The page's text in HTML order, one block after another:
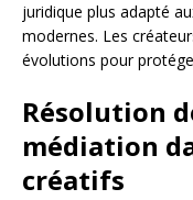
juridique plus adapté
modernes. Les
évolutions pour
Résolution
médiation
créatifs